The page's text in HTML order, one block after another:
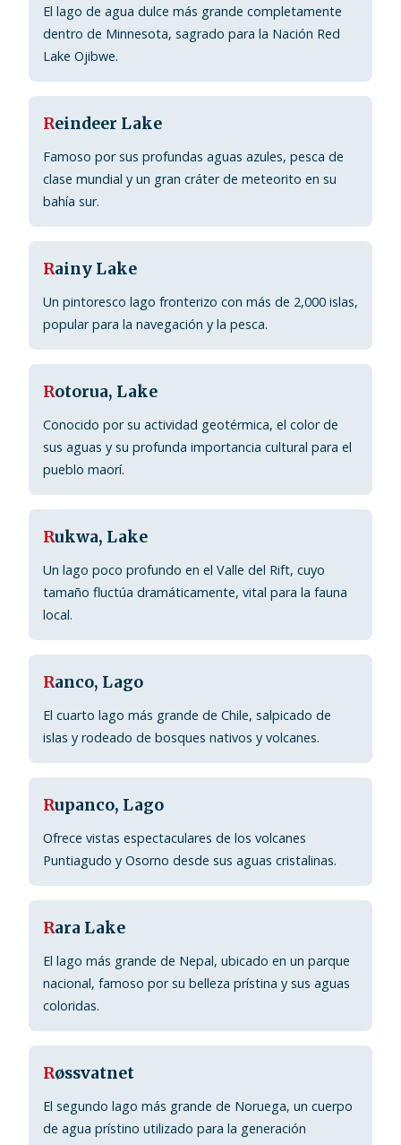
El lago de agua dulce más grande completamente
dentro de Minnesota, sagrado para la Nación Red
Lake Ojibwe.
Reindeer Lake
Famoso por sus profundas aguas azules, pesca de
clase mundial y un gran cráter de meteorito en su
bahía sur.
Rainy Lake
Un pintoresco lago fronterizo con más de 2,000 islas,
popular para la navegación y la pesca.
Rotorua, Lake
Conocido por su actividad geotérmica, el color de
sus aguas y su profunda importancia cultural para el
pueblo maorí.
Rukwa, Lake
Un lago poco profundo en el Valle del Rift, cuyo
tamaño fluctúa dramáticamente, vital para la fauna
local.
Ranco, Lago
El cuarto lago más grande de Chile, salpicado de
islas y rodeado de bosques nativos y volcanes.
Rupanco, Lago
Ofrece vistas espectaculares de los volcanes
Puntiagudo y Osorno desde sus aguas cristalinas.
Rara Lake
El lago más grande de Nepal, ubicado en un parque
nacional, famoso por su belleza prístina y sus aguas
coloridas.
Røssvatnet
El segundo lago más grande de Noruega, un cuerpo
de agua prístino utilizado para la generación